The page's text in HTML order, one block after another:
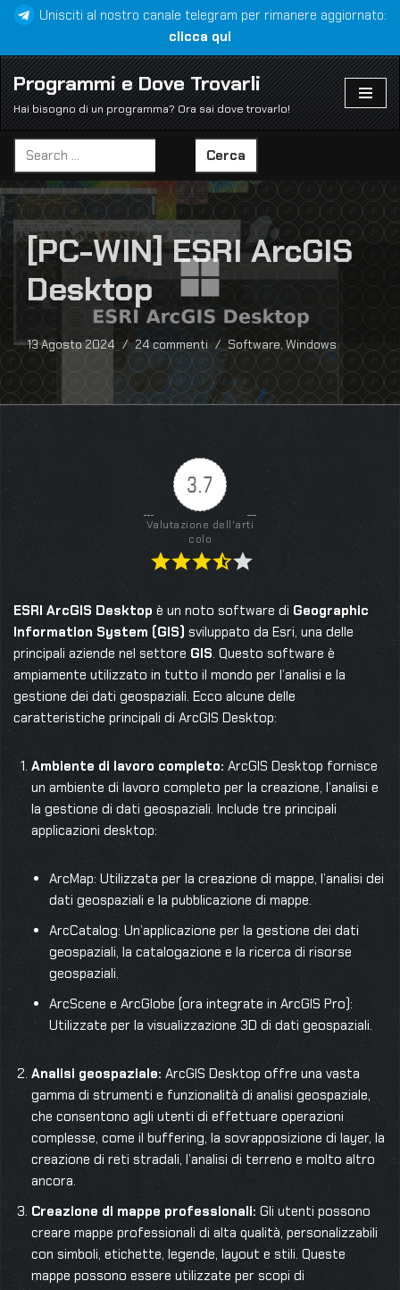
al
contenuto
Unisciti al nostro canale telegram per rimanere aggiornato:
clicca qui
Programmi e Dove Trovarli
Hai bisogno di un programma? Ora sai dove trovarlo!
Cerca
[PC-WIN] ESRI ArcGIS
Desktop
13 Agosto 2024 24 commenti Software, Windows
3.7
Valutazione dell'arti
colo
ESRI ArcGIS Desktop è un noto software di Geographic
Information System (GIS) sviluppato da Esri, una delle
principali aziende nel settore GIS. Questo software è
ampiamente utilizzato in tutto il mondo per l’analisi e la
gestione dei dati geospaziali. Ecco alcune delle
caratteristiche principali di ArcGIS Desktop:
Ambiente di lavoro completo: ArcGIS Desktop fornisce
un ambiente di lavoro completo per la creazione, l’analisi e
la gestione di dati geospaziali. Include tre principali
applicazioni desktop:
ArcMap: Utilizzata per la creazione di mappe, l’analisi dei
dati geospaziali e la pubblicazione di mappe.
ArcCatalog: Un’applicazione per la gestione dei dati
geospaziali, la catalogazione e la ricerca di risorse
geospaziali.
ArcScene e ArcGlobe (ora integrate in ArcGIS Pro):
Utilizzate per la visualizzazione 3D di dati geospaziali.
Analisi geospaziale: ArcGIS Desktop offre una vasta
gamma di strumenti e funzionalità di analisi geospaziale,
che consentono agli utenti di effettuare operazioni
complesse, come il buffering, la sovrapposizione di layer, la
creazione di reti stradali, l’analisi di terreno e molto altro
ancora.
Creazione di mappe professionali: Gli utenti possono
creare mappe professionali di alta qualità, personalizzabili
con simboli, etichette, legende, layout e stili. Queste
mappe possono essere utilizzate per scopi di